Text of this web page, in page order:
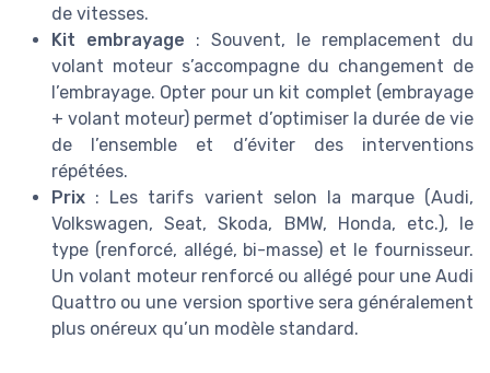
de vitesses.
Kit embrayage : Souvent, le remplacement du
volant moteur s’accompagne du changement de
l’embrayage. Opter pour un kit complet (embrayage
+ volant moteur) permet d’optimiser la durée de vie
de l’ensemble et d’éviter des interventions
répétées.
Prix : Les tarifs varient selon la marque (Audi,
Volkswagen, Seat, Skoda, BMW, Honda, etc.), le
type (renforcé, allégé, bi-masse) et le fournisseur.
Un volant moteur renforcé ou allégé pour une Audi
Quattro ou une version sportive sera généralement
plus onéreux qu’un modèle standard.